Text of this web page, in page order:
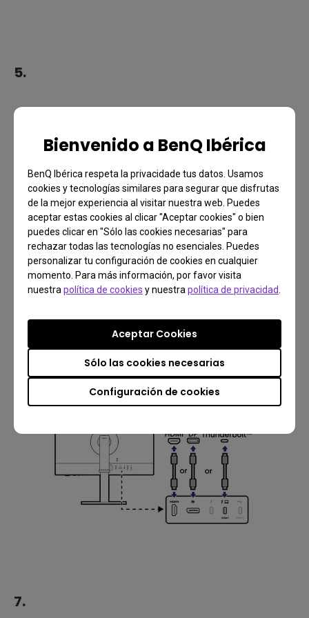
Bienvenido a BenQ Ibérica
BenQ Ibérica respeta la privacidade tus datos. Usamos
cookies y tecnologías similares para segurar que disfrutas
de la mejor experiencia al visitar nuestra web. Puedes
aceptar estas cookies al clicar "Aceptar cookies" o bien
puedes clicar en "Sólo las cookies necesarias" para
rechazar todas las tecnologías no esenciales. Puedes
personalizar tu configuración de cookies en cualquier
momento. Para más información, por favor visita
nuestra política de cookies y nuestra política de privacidad
Configuración de cookies
Sólo las cookies necesarias
Aceptar Cookies
5.
7.